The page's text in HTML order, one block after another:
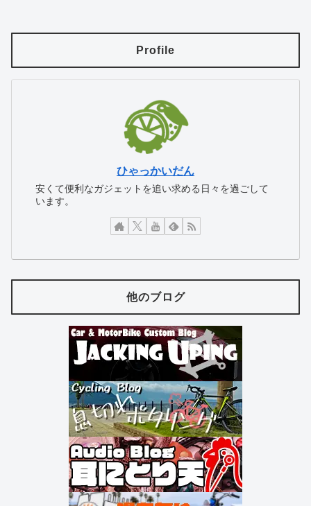
Profile
ひゃっかいだん
安くて便利なガジェットを追い求める日々を過ごして
います。
他のブログ